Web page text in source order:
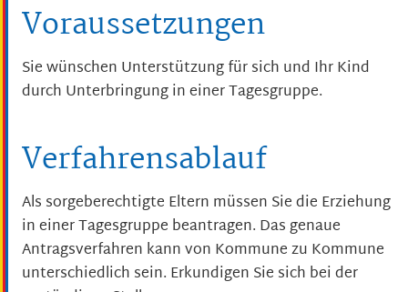
Voraussetzungen
Sie wünschen Unterstützung für sich und Ihr Kind
durch Unterbringung in einer Tagesgruppe.
Verfahrensablauf
Als sorgeberechtigte Eltern müssen Sie die Erziehung
in einer Tagesgruppe beantragen. Das genaue
Antragsverfahren kann von Kommune zu Kommune
unterschiedlich sein. Erkundigen Sie sich bei der